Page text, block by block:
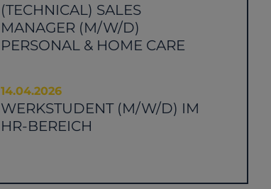
(TECHNICAL) SALES
MANAGER (M/W/D)
PERSONAL & HOME CARE
14.04.2026
WERKSTUDENT (M/W/D) IM
HR-BEREICH